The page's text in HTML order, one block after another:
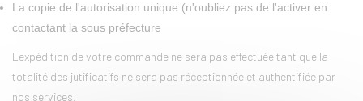
La copie de l'autorisation unique (n'oubliez pas de l'activer en
contactant la sous préfecture
L'expédition de votre commande ne sera pas effectuée tant que la
totalité des jutificatifs ne sera pas réceptionnée et authentifiée par
nos services.